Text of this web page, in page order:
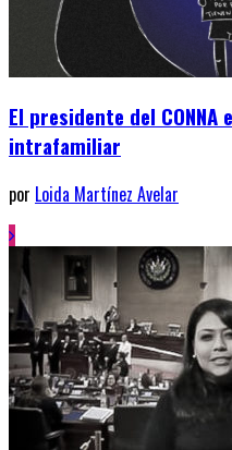
El presidente del
intrafamiliar
por Loida Martínez Avelar